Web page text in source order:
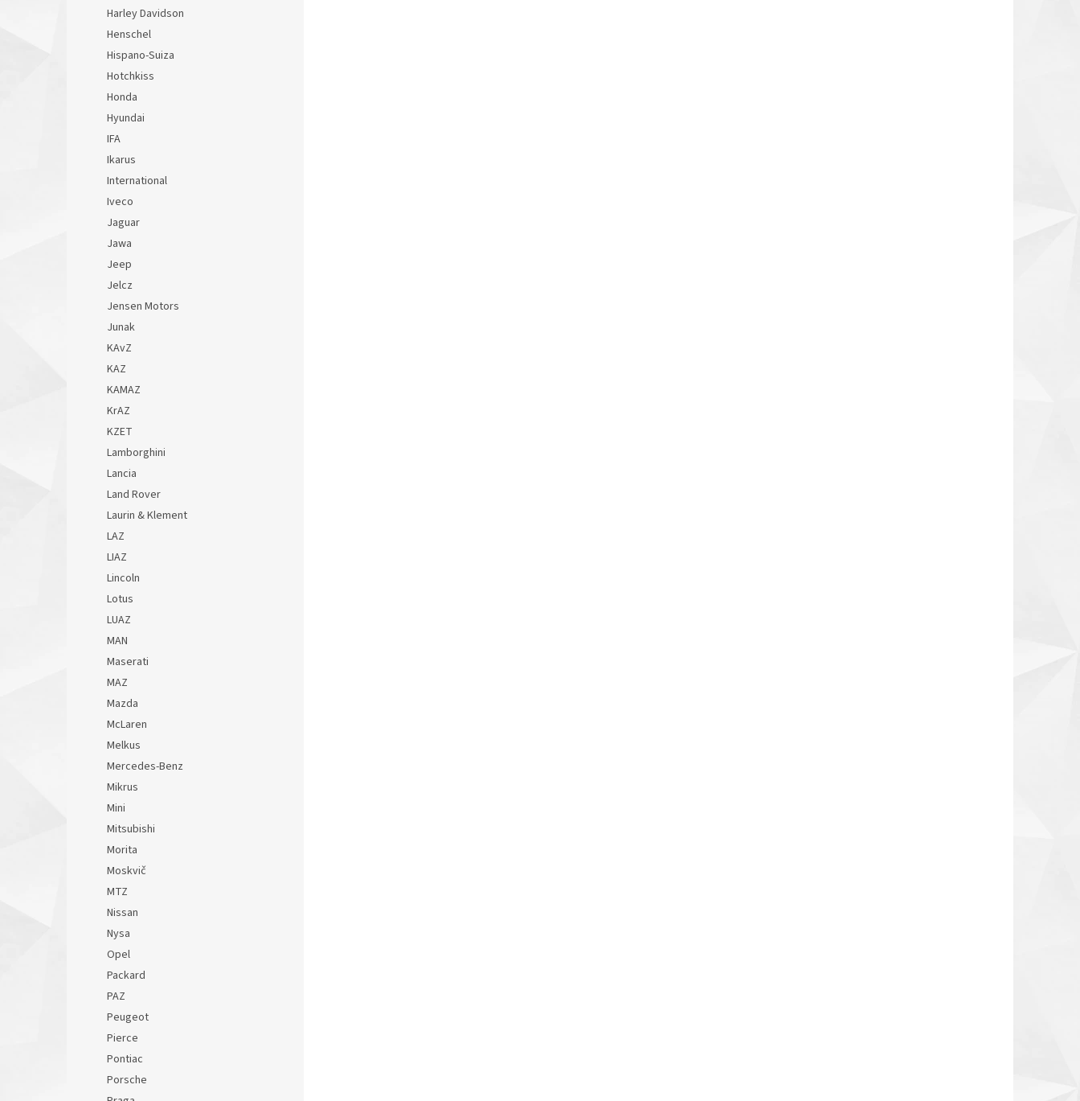
Harley Davidson
Henschel
Hispano-Suiza
Hotchkiss
Honda
Hyundai
IFA
Ikarus
International
Iveco
Jaguar
Jawa
Jeep
Jelcz
Jensen Motors
Junak
KAvZ
KAZ
KAMAZ
KrAZ
KZET
Lamborghini
Lancia
Land Rover
Laurin & Klement
LAZ
LIAZ
Lincoln
Lotus
LUAZ
MAN
Maserati
MAZ
Mazda
McLaren
Melkus
Mercedes-Benz
Mikrus
Mini
Mitsubishi
Morita
Moskvič
MTZ
Nissan
Nysa
Opel
Packard
PAZ
Peugeot
Pierce
Pontiac
Porsche